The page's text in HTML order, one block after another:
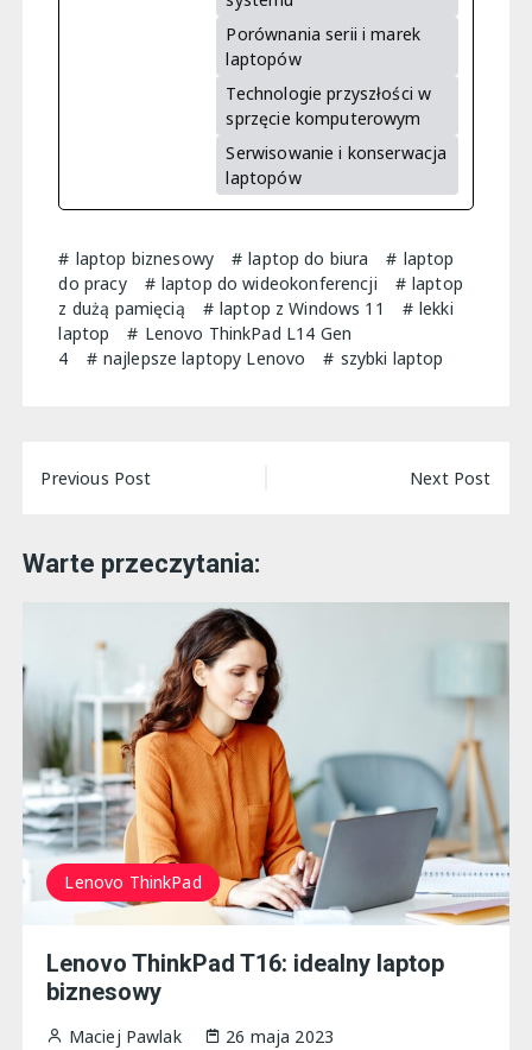
Porównania serii i marek
laptopów
Technologie przyszłości w
sprzęcie komputerowym
Serwisowanie i konserwacja
laptopów
laptop biznesowy laptop do biura
laptop
do pracy
laptop do wideokonferencji
laptop
z dużą pamięcią
laptop z Windows 11
lekki
laptop
Lenovo ThinkPad L14 Gen
4
najlepsze laptopy Lenovo szybki laptop
Nawigacja
Previous Post Next Post
Warte przeczytania:
Lenovo ThinkPad
Lenovo ThinkPad T16: idealny laptop
biznesowy
Maciej Pawlak 26 maja 2023